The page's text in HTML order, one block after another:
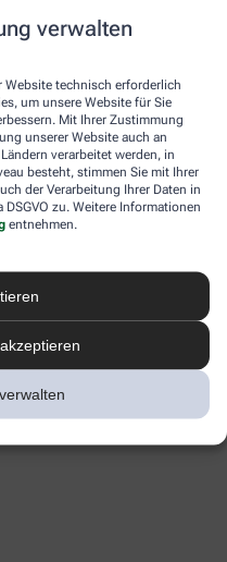
verwalten
Website technisch erforderlich
um unsere Website für Sie
Mit Ihrer Zustimmung
unserer Website auch an
verarbeitet werden, in
besteht, stimmen Sie mit Ihrer
der Verarbeitung Ihrer Daten in
zu. Weitere Informationen
entnehmen.